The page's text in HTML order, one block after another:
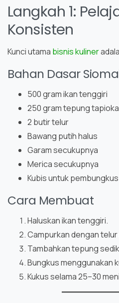
Langkah 1:
Konsisten
Kunci utama bisnis kuliner
Bahan Dasar
500 gram ikan tenggiri
250 gram tepung tapioka
2 butir telur
Bawang putih halus
Garam secukupnya
Merica secukupnya
Kubis untuk pembungkus
Cara Membuat
Haluskan ikan tenggiri.
Campurkan dengan telur
Tambahkan tepung
Bungkus menggunakan
Kukus selama 25–30